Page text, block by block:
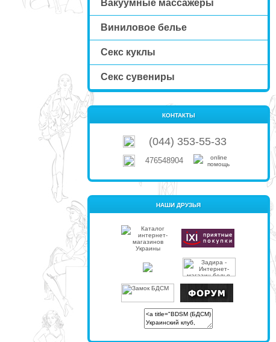
Вакуумные массажеры
Виниловое белье
Секс куклы
Секс сувениры
КОНТАКТЫ
(044) 353-55-33
476548904
НАШИ ДРУЗЬЯ